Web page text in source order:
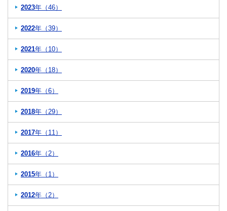
2023年（46）
2022年（39）
2021年（10）
2020年（18）
2019年（6）
2018年（29）
2017年（11）
2016年（2）
2015年（1）
2012年（2）